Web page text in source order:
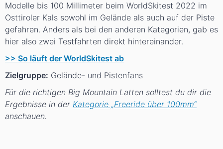
Modelle bis 100 Millimeter beim WorldSkitest 2022 im
Osttiroler Kals sowohl im Gelände als auch auf der Piste
gefahren. Anders als bei den anderen Kategorien, gab es
hier also zwei Testfahrten direkt hintereinander.
>> So läuft der WorldSkitest ab
Zielgruppe: Gelände- und Pistenfans
Für die richtigen Big Mountain Latten solltest du dir die
Ergebnisse in der Kategorie „Freeride über 100mm“
anschauen.